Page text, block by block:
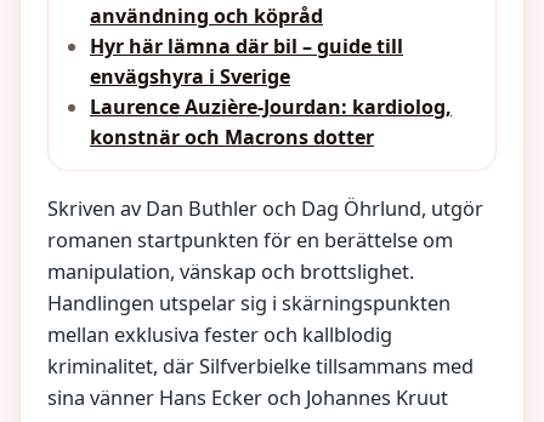
användning och köpråd
Hyr här lämna där bil – guide till
envägshyra i Sverige
Laurence Auzière-Jourdan: kardiolog,
konstnär och Macrons dotter
Skriven av Dan Buthler och Dag Öhrlund, utgör
romanen startpunkten för en berättelse om
manipulation, vänskap och brottslighet.
Handlingen utspelar sig i skärningspunkten
mellan exklusiva fester och kallblodig
kriminalitet, där Silfverbielke tillsammans med
sina vänner Hans Ecker och Johannes Kruut